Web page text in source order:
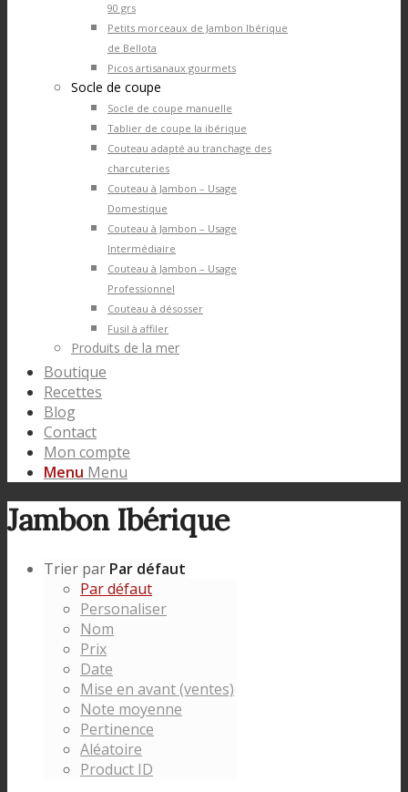
90 grs
Petits morceaux de Jambon Ibérique
de Bellota
Picos artisanaux gourmets
Socle de coupe
Socle de coupe manuelle
Tablier de coupe la ibérique
Couteau adapté au tranchage des
charcuteries
Couteau à Jambon – Usage
Domestique
Couteau à Jambon – Usage
Intermédiaire
Couteau à Jambon – Usage
Professionnel
Couteau à désosser
Fusil à affiler
Produits de la mer
Boutique
Recettes
Blog
Contact
Mon compte
Menu Menu
Jambon Ibérique
Trier par Par défaut
Par défaut
Personaliser
Nom
Prix
Date
Mise en avant (ventes)
Note moyenne
Pertinence
Aléatoire
Product ID